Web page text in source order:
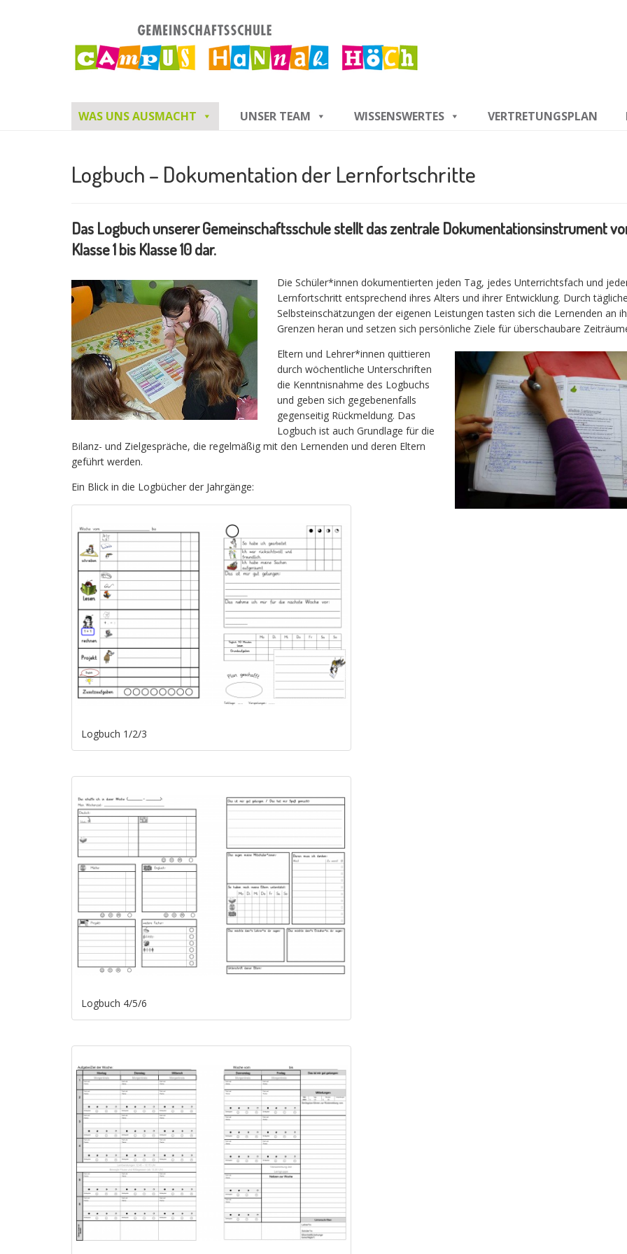
WAS UNS AUSMACHT UNSER TEAM WISSENSWERTES VERTRETUNGSPLAN
Logbuch – Dokumentation der Lernfortschritte
Das Logbuch unserer Gemeinschaftsschule stellt das zentrale Dokumentationsinstrument
Klasse 1 bis Klasse 10 dar.
Die Schüler*innen dokumentierten jeden Tag, jedes Unterrichtsfach und
Lernfortschritt entsprechend ihres Alters und ihrer Entwicklung. Durch
Selbsteinschätzungen der eigenen Leistungen tasten sich die Lernenden an
Grenzen heran und setzen sich persönliche Ziele für überschaubare
Eltern und Lehrer*innen quittieren
durch wöchentliche Unterschriften
die Kenntnisnahme des Logbuchs
und geben sich gegebenenfalls
gegenseitig Rückmeldung. Das
Logbuch ist auch Grundlage für die
Bilanz- und Zielgespräche, die regelmäßig mit den Lernenden und deren Eltern
geführt werden.
Ein Blick in die Logbücher der Jahrgänge:
Logbuch 1/2/3
Logbuch 4/5/6